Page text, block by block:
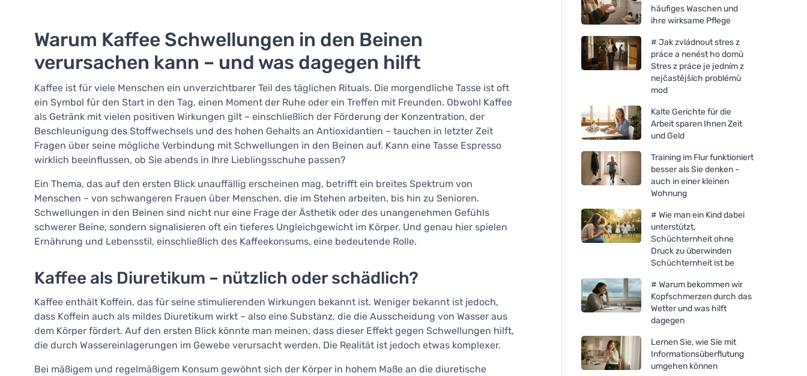
Warum Kaffee Schwellungen in den Beinen
verursachen kann – und was dagegen hilft
Kaffee ist für viele Menschen ein unverzichtbarer Teil des täglichen Rituals. Die morgendliche Tasse ist oft
ein Symbol für den Start in den Tag, einen Moment der Ruhe oder ein Treffen mit Freunden. Obwohl Kaffee
als Getränk mit vielen positiven Wirkungen gilt – einschließlich der Förderung der Konzentration, der
Beschleunigung des Stoffwechsels und des hohen Gehalts an Antioxidantien – tauchen in letzter Zeit
Fragen über seine mögliche Verbindung mit Schwellungen in den Beinen auf. Kann eine Tasse Espresso
wirklich beeinflussen, ob Sie abends in Ihre Lieblingsschuhe passen?
Ein Thema, das auf den ersten Blick unauffällig erscheinen mag, betrifft ein breites Spektrum von
Menschen – von schwangeren Frauen über Menschen, die im Stehen arbeiten, bis hin zu Senioren.
Schwellungen in den Beinen sind nicht nur eine Frage der Ästhetik oder des unangenehmen Gefühls
schwerer Beine, sondern signalisieren oft ein tieferes Ungleichgewicht im Körper. Und genau hier spielen
Ernährung und Lebensstil, einschließlich des Kaffeekonsums, eine bedeutende Rolle.
Kaffee als Diuretikum – nützlich oder schädlich?
Kaffee enthält Koffein, das für seine stimulierenden Wirkungen bekannt ist. Weniger bekannt ist jedoch,
dass Koffein auch als mildes Diuretikum wirkt – also eine Substanz, die die Ausscheidung von Wasser aus
dem Körper fördert. Auf den ersten Blick könnte man meinen, dass dieser Effekt gegen Schwellungen hilft,
die durch Wassereinlagerungen im Gewebe verursacht werden. Die Realität ist jedoch etwas komplexer.
Bei mäßigem und regelmäßigem Konsum gewöhnt sich der Körper in hohem Maße an die diuretische
häufiges Waschen und
ihre wirksame Pflege
# Jak zvládnout stres z
práce a nenést ho domů
Stres z práce je jedním z
nejčastějších problémů
mod
Kalte Gerichte für die
Arbeit sparen Ihnen Zeit
und Geld
Training im Flur funktioniert
besser als Sie denken –
auch in einer kleinen
Wohnung
# Wie man ein Kind dabei
unterstützt,
Schüchternheit ohne
Druck zu überwinden
Schüchternheit ist be
# Warum bekommen wir
Kopfschmerzen durch das
Wetter und was hilft
dagegen
Lernen Sie, wie Sie mit
Informationsüberflutung
umgehen können